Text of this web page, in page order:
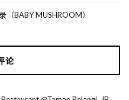
BABY MUSHROOM）
论